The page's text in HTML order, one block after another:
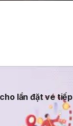
lần đặt vé tiếp